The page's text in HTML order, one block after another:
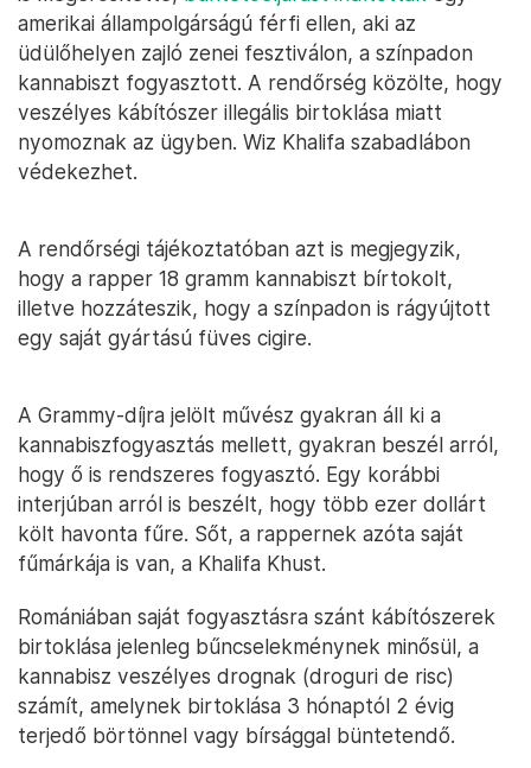
amerikai állampolgárságú férfi ellen, aki az
üdülőhelyen zajló zenei fesztiválon, a színpadon
kannabiszt fogyasztott. A rendőrség közölte, hogy
veszélyes kábítószer illegális birtoklása miatt
nyomoznak az ügyben. Wiz Khalifa szabadlábon
védekezhet.
A rendőrségi tájékoztatóban azt is megjegyzik,
hogy a rapper 18 gramm kannabiszt bírtokolt,
illetve hozzáteszik, hogy a színpadon is rágyújtott
egy saját gyártású füves cigire.
A Grammy-díjra jelölt művész gyakran áll ki a
kannabiszfogyasztás mellett, gyakran beszél arról,
hogy ő is rendszeres fogyasztó. Egy korábbi
interjúban arról is beszélt, hogy több ezer dollárt
költ havonta fűre. Sőt, a rappernek azóta saját
fűmárkája is van, a Khalifa Khust.
Romániában saját fogyasztásra szánt kábítószerek
birtoklása jelenleg bűncselekménynek minősül, a
kannabisz veszélyes drognak (droguri de risc)
számít, amelynek birtoklása 3 hónaptól 2 évig
terjedő börtönnel vagy bírsággal büntetendő.